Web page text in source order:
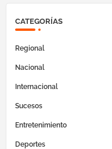
CATEGORÍAS
Regional
Nacional
Internacional
Sucesos
Entretenimiento
Deportes